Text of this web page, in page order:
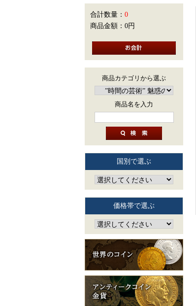
合計数量： 0
商品金額： 0円
商品カテゴリから選ぶ
商品名を入力
国別で選ぶ
価格帯で選ぶ